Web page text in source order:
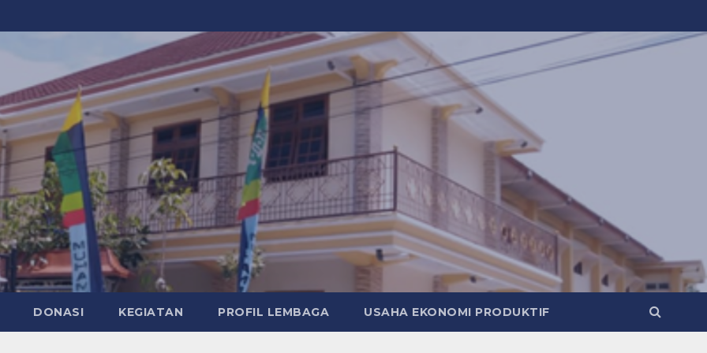
DONASI KEGIATAN PROFIL LEMBAGA USAHA EKONOMI PRODUKTIF